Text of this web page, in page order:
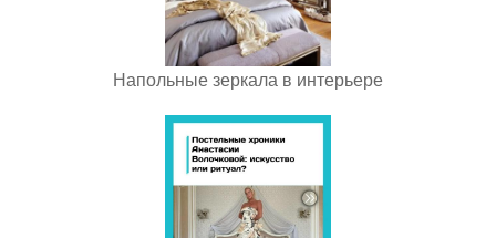
Напольные зеркала в интерьере